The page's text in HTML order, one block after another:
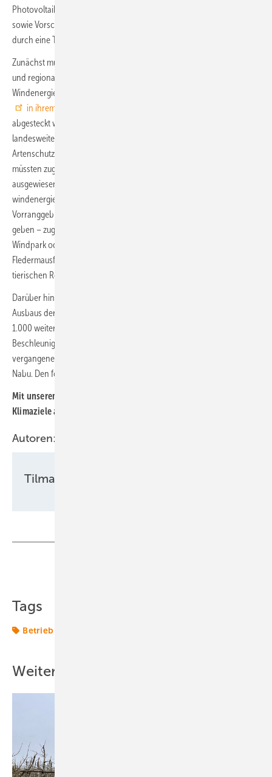
Photovoltaik vor, die Errichtung von bis zu 1.000 neuen Windrädern
sowie Vorschläge zur Beschleunigung von Genehmigungsverfahren
durch eine Task Force.
Zunächst müsse es einen Systemwechsel wieder zu einer landesweit
und regional koordinierten Ermittlung von Vorrangflächen für
Windenergie geben, fordern Nabu und BUND in Baden-Württemberg
in ihrem Konzept
abgesteckt werden, „wo möglichst viel Wind weht und im
landesweiten Vergleich die wenigsten Konflikte mit dem Natur- und
Artenschutz zu erwarten sind“. Für Windenergievorrangzonen
müssten zugleich anderswo so etwas wie Naturschutzvorrangzonen
ausgewiesen werden. Landesweite Artenhilfsprogramme sollten
windenergiesensible Flugtierarten an anderen Orten fördern. In den
Vorranggebieten solle es vereinfachte Genehmigungsverfahren
geben – zugleich aber sollte durch zeitweise Abschaltregelungen im
Windpark oder Monitoringtechnik zum Beobachten des Vogel- oder
Fledermausflugs und der Auswirkungen des Windparks die Zahl der
tierischen Rotorschlag-Opfer reduziert werden.
Darüber hinaus bejahen die Umweltschutzverbände die Ziele eines
Ausbaus der Windenergie auf zwei Prozent der Landesfläche und von
1.000 weiteren Anlagen,
Beschleunigung ist dringend geboten, da beim Klimaschutz in den
vergangenen Jahrzehnten viel zu wenig passiert ist“, schreibt der
Nabu. Den forcierten Ausbau bejaht der Nabu als „unerlässlich“.
Mit unserem kostenlosen Newsletter halten wir Sie über die
Klimaziele auf dem Laufenden.
Autoren:
Tilman Weber
Tags
Betrieb
Weitere Inhalte